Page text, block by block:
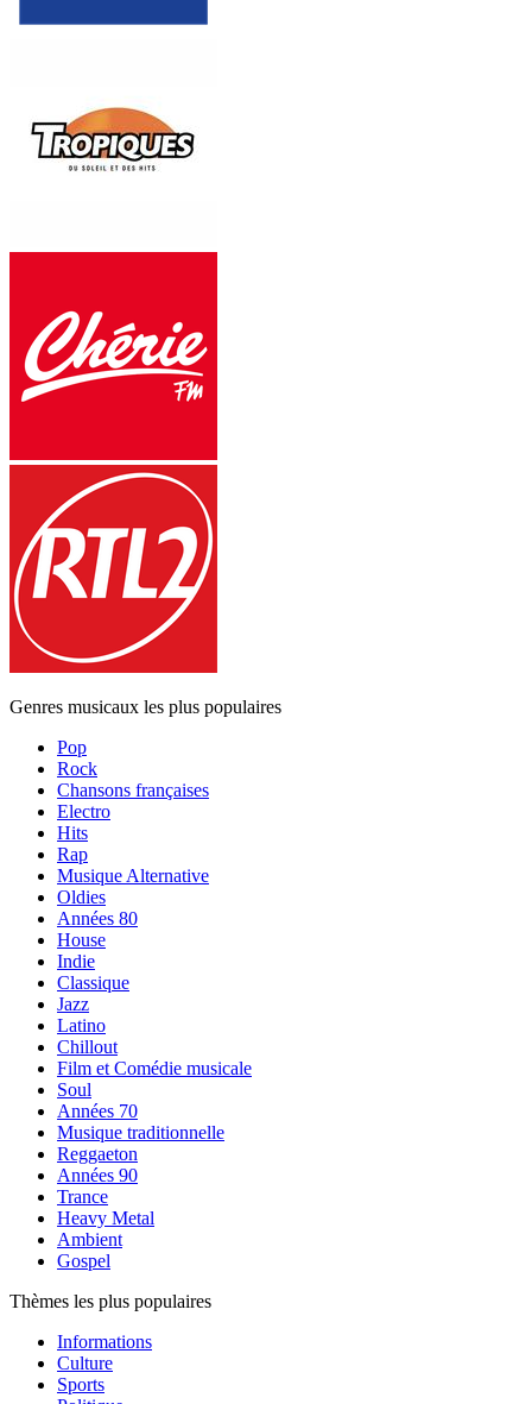
Genres musicaux les plus populaires
Pop
Rock
Chansons françaises
Electro
Hits
Rap
Musique Alternative
Oldies
Années 80
House
Indie
Classique
Jazz
Latino
Chillout
Film et Comédie musicale
Soul
Années 70
Musique traditionnelle
Reggaeton
Années 90
Trance
Heavy Metal
Ambient
Gospel
Thèmes les plus populaires
Informations
Culture
Sports